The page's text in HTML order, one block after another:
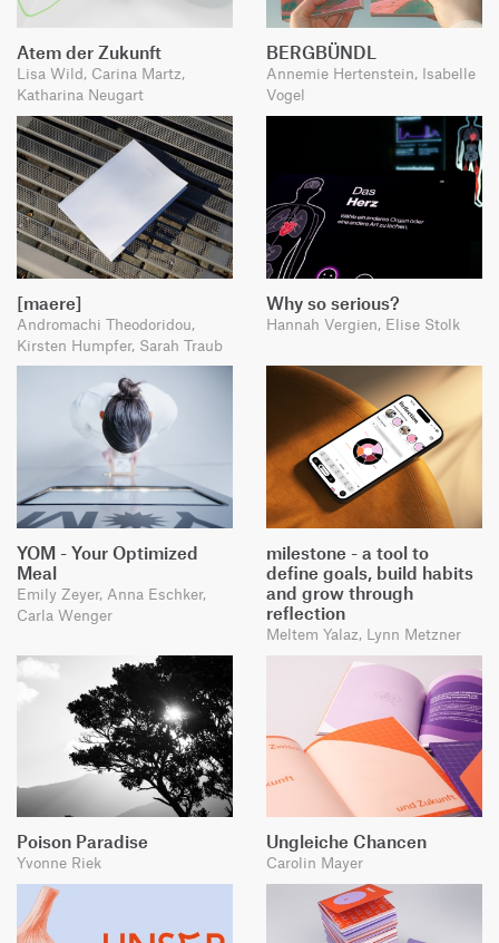
Atem der Zukunft
Lisa Wild, Carina Martz,
Katharina Neugart
BERGBÜNDL
Annemie Hertenstein, Isabelle
Vogel
[maere]
Andromachi Theodoridou,
Kirsten Humpfer, Sarah Traub
Why so serious?
Hannah Vergien, Elise Stolk
YOM - Your Optimized
Meal
Emily Zeyer, Anna Eschker,
Carla Wenger
milestone - a tool to
define goals, build habits
and grow through
reflection
Meltem Yalaz, Lynn Metzner
Poison Paradise
Yvonne Riek
Ungleiche Chancen
Carolin Mayer